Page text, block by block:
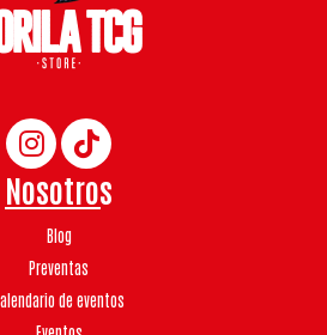
Nosotros
Blog
Preventas
de eventos